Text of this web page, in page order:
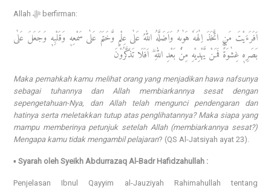
Allah ﷻ berfirman:
اَفَرَءَيْتَ مَنِ اتَّخَذَ اِلٰهَهٗ هَوٰىهُ وَاَضَلَّهُ اللّٰهُ عَلٰى عِلْمٍ وَّخَتَمَ عَلٰى سَمْعِهٖ وَقَلْبِهٖ وَجَعَلَ عَلٰى
بَصَرِهٖ غِشٰوَةًۗ فَمَنْ يَّهْدِيْهِ مِنْۢ بَعْدِ اللّٰهِ ۗ اَفَلَا تَذَكَّرُوْنَ
Maka pernahkah kamu melihat orang yang menjadikan hawa nafsunya
sebagai tuhannya dan Allah membiarkannya sesat dengan
sepengetahuan-Nya, dan Allah telah mengunci pendengaran dan
hatinya serta meletakkan tutup atas penglihatannya? Maka siapa yang
mampu memberinya petunjuk setelah Allah (membiarkannya sesat?)
Mengapa kamu tidak mengambil pelajaran? (QS Al-Jatsiyah ayat 23).
▪️Syarah oleh Syeikh Abdurrazaq Al-Badr Hafidzahullah :
Penjelasan Ibnul Qayyim al-Jauziyah Rahimahullah tentang